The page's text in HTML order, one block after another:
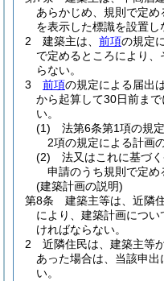
あらかじめ、規則で定
を表示した標識を設置し
2
建築主は、 前項の規定
で定めるところにより
らない。
3
前項の規定による届出
から起算して30日前ま
い。
(1)
法第6条第1項の規
2項の規定による計画
(2)
法又はこれに基づ
申請のうち規則で定め
(建築計画の説明)
第8条
建築主等は、近隣
により、建築計画につ
ければならない。
2
近隣住民は、建築主等
あった場合は、当該申
い。